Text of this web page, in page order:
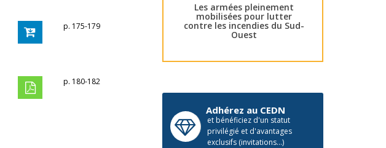
p. 175-179
p. 180-182
Les armées pleinement
mobilisées pour lutter
contre les incendies du Sud-
Ouest
Adhérez au CEDN
et bénéficiez d'un statut
privilégié et d'avantages
exclusifs (invitations...)